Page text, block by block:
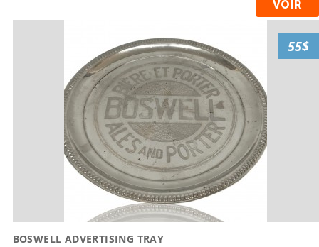
VOIR
BOSWELL ADVERTISING TRAY
55$